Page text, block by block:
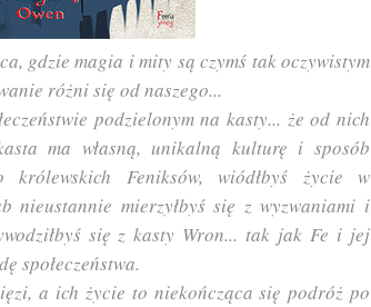
gdzie magia i mity są czymś tak oczywistym
różni się od naszego...
podzielonym na kasty... że od nich
ma własną, unikalną kulturę i sposób
królewskich Feniksów, wiódłbyś życie w
nieustannie mierzyłbyś się z wyzwaniami i
się z kasty Wron... tak jak Fe i jej
społeczeństwa.
a ich życie to niekończąca się podróż po